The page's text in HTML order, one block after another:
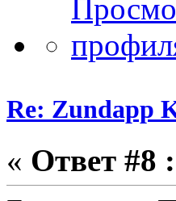
Re: Zundapp
« Ответ #8 :